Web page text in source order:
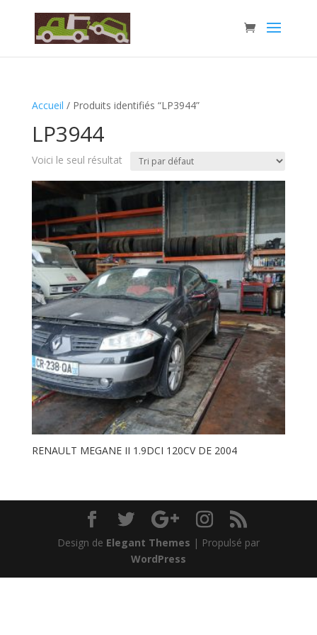
Accueil / Produits identifiés “LP3944”
LP3944
Voici le seul résultat
RENAULT MEGANE II 1.9DCI 120CV DE 2004
Design de Elegant Themes | Propulsé par
WordPress